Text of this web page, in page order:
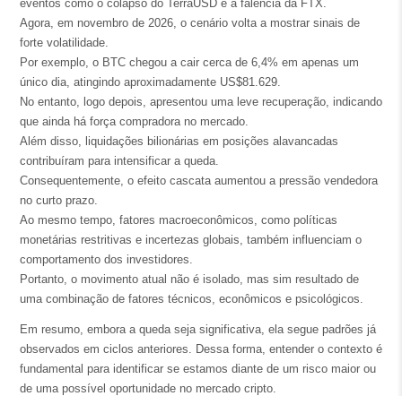
eventos como o colapso do TerraUSD e a falência da FTX.
Agora, em novembro de 2026, o cenário volta a mostrar sinais de
forte volatilidade.
Por exemplo, o BTC chegou a cair cerca de 6,4% em apenas um
único dia, atingindo aproximadamente US$81.629.
No entanto, logo depois, apresentou uma leve recuperação, indicando
que ainda há força compradora no mercado.
Além disso, liquidações bilionárias em posições alavancadas
contribuíram para intensificar a queda.
Consequentemente, o efeito cascata aumentou a pressão vendedora
no curto prazo.
Ao mesmo tempo, fatores macroeconômicos, como políticas
monetárias restritivas e incertezas globais, também influenciam o
comportamento dos investidores.
Portanto, o movimento atual não é isolado, mas sim resultado de
uma combinação de fatores técnicos, econômicos e psicológicos.
Em resumo, embora a queda seja significativa, ela segue padrões já
observados em ciclos anteriores. Dessa forma, entender o contexto é
fundamental para identificar se estamos diante de um risco maior ou
de uma possível oportunidade no mercado cripto.